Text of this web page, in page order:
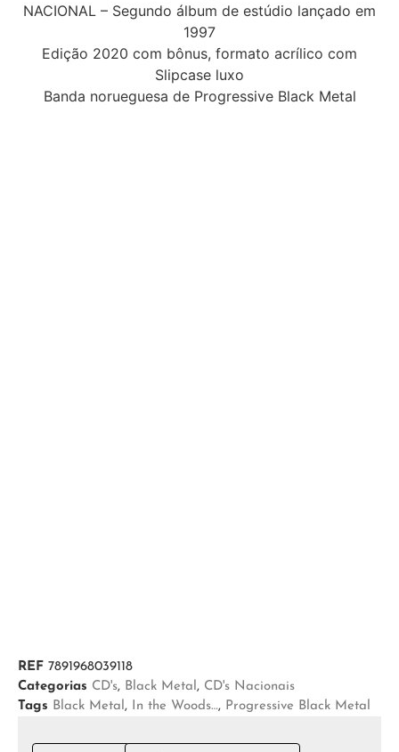
NACIONAL – Segundo álbum de estúdio lançado em
1997
Edição 2020 com bônus, formato acrílico com
Slipcase luxo
Banda norueguesa de Progressive Black Metal
REF 7891968039118
Categorias CD's, Black Metal , CD's Nacionais
Tags Black Metal , In the Woods…, Progressive Black Metal